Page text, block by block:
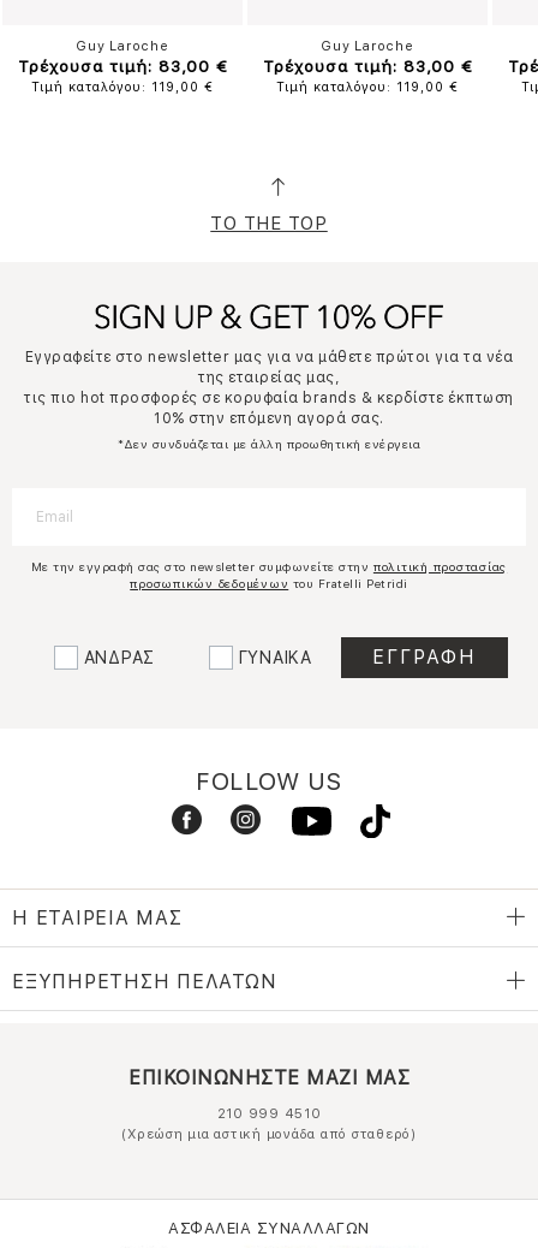
Guy Laroche
Τρέχουσα τιμή: 83,00 €
Τιμή καταλόγου: 119,00 €
Guy Laroche
Τρέχουσα τιμή: 83,00 €
Τιμή καταλόγου: 119,00 €
TO THE TOP
Εγγραφείτε στο newsletter μας για να μάθετε πρώτοι για τα νέα
της εταιρείας μας,
τις πιο hot προσφορές σε κορυφαία brands & κερδίστε έκπτωση
10% στην επόμενη αγορά σας.
*Δεν συνδυάζεται με άλλη προωθητική ενέργεια
Με την εγγραφή σας στο newsletter συμφωνείτε στην πολιτική προστασίας
προσωπικών δεδομένων του Fratelli Petridi
ΑΝΔΡΑΣ ΓΥΝΑΙΚΑ
FOLLOW US
Η ΕΤΑΙΡΕΙΑ ΜΑΣ
ΕΞΥΠΗΡΕΤΗΣΗ ΠΕΛΑΤΩΝ
ΕΠΙΚΟΙΝΩΝΗΣΤΕ ΜΑΖΙ ΜΑΣ
210 999 4510
(Χρεώση μια αστική μονάδα από σταθερό)
ΑΣΦΑΛΕΙΑ ΣΥΝΑΛΛΑΓΩΝ